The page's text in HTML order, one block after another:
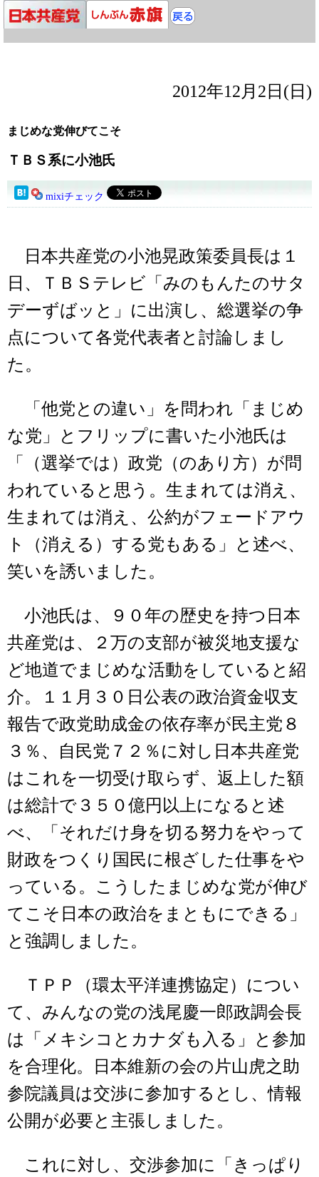
2012年12月2日(日)
まじめな党伸びてこそ
ＴＢＳ系に小池氏
mixiチェック
日本共産党の小池晃政策委員長は１
日、ＴＢＳテレビ「みのもんたのサタ
デーずばッと」に出演し、総選挙の争
点について各党代表者と討論しまし
た。
「他党との違い」を問われ「まじめ
な党」とフリップに書いた小池氏は
「（選挙では）政党（のあり方）が問
われていると思う。生まれては消え、
生まれては消え、公約がフェードアウ
ト（消える）する党もある」と述べ、
笑いを誘いました。
小池氏は、９０年の歴史を持つ日本
共産党は、２万の支部が被災地支援な
ど地道でまじめな活動をしていると紹
介。１１月３０日公表の政治資金収支
報告で政党助成金の依存率が民主党８
３％、自民党７２％に対し日本共産党
はこれを一切受け取らず、返上した額
は総計で３５０億円以上になると述
べ、「それだけ身を切る努力をやって
財政をつくり国民に根ざした仕事をや
っている。こうしたまじめな党が伸び
てこそ日本の政治をまともにできる」
と強調しました。
ＴＰＰ（環太平洋連携協定）につい
て、みんなの党の浅尾慶一郎政調会長
は「メキシコとカナダも入る」と参加
を合理化。日本維新の会の片山虎之助
参院議員は交渉に参加するとし、情報
公開が必要と主張しました。
これに対し、交渉参加に「きっぱり